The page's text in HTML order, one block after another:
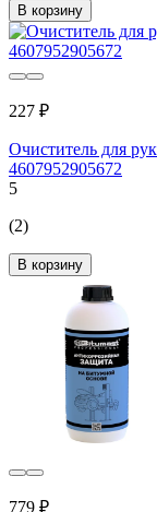
В корзину
227 ₽
Очиститель для
4607952905672
5
(2)
В корзину
779 ₽